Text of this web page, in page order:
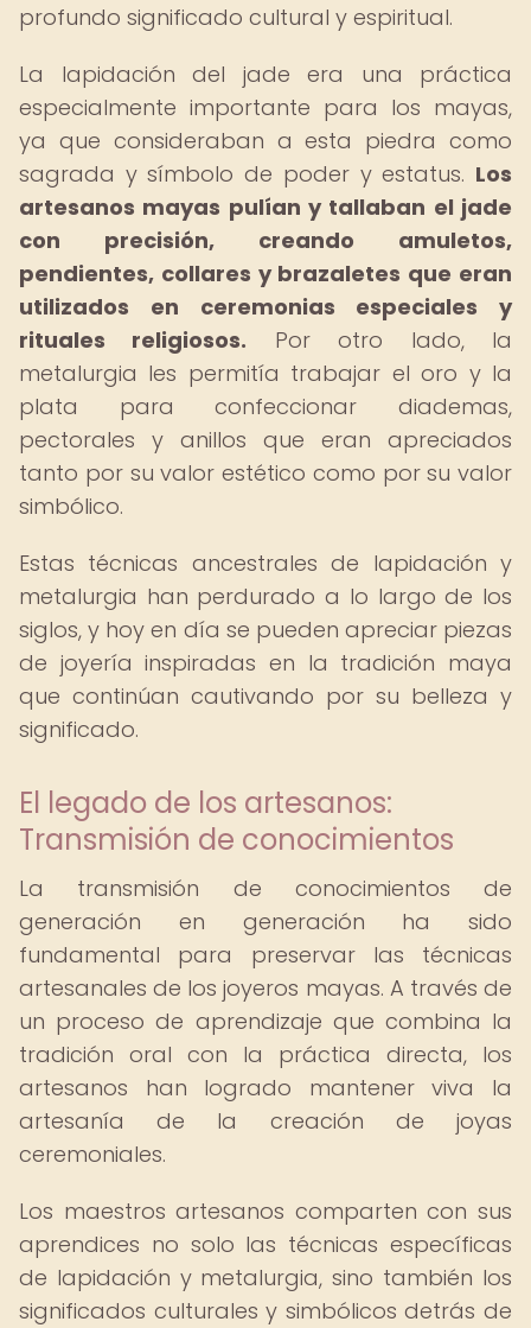
profundo significado cultural y espiritual.
La lapidación del jade era una práctica
especialmente importante para los mayas,
ya que consideraban a esta piedra como
sagrada y símbolo de poder y estatus. Los
artesanos mayas pulían y tallaban el jade
con precisión, creando amuletos,
pendientes, collares y brazaletes que eran
utilizados en ceremonias especiales y
rituales religiosos. Por otro lado, la
metalurgia les permitía trabajar el oro y la
plata para confeccionar diademas,
pectorales y anillos que eran apreciados
tanto por su valor estético como por su valor
simbólico.
Estas técnicas ancestrales de lapidación y
metalurgia han perdurado a lo largo de los
siglos, y hoy en día se pueden apreciar piezas
de joyería inspiradas en la tradición maya
que continúan cautivando por su belleza y
significado.
El legado de los artesanos:
Transmisión de conocimientos
La transmisión de conocimientos de
generación en generación ha sido
fundamental para preservar las técnicas
artesanales de los joyeros mayas. A través de
un proceso de aprendizaje que combina la
tradición oral con la práctica directa, los
artesanos han logrado mantener viva la
artesanía de la creación de joyas
ceremoniales.
Los maestros artesanos comparten con sus
aprendices no solo las técnicas específicas
de lapidación y metalurgia, sino también los
significados culturales y simbólicos detrás de